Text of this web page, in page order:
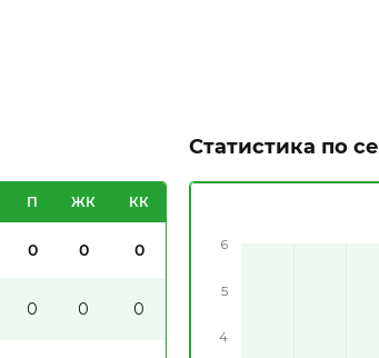
П ЖК КК
0 0 0
0 0 0
Статистика по
4
5
6